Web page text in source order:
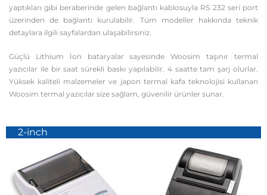
yaptıkları gibi beraberinde gelen bağlantı kablosuyla RS 232 seri port
üzerinden de bağlantı kurulabilir. Tüm modeller hakkında teknik
detaylara ilgili sayfalardan ulaşabilirsiniz.
Güçlü Lithium İon bataryalar sayesinde Woosim taşınır termal
yazıcılar ile bir saat sürekli baskı yapılabilir. 4 saatte tam şarj olurlar.
Yüksek kaliteli malzemeler ve japon termal kafa teknolojisi kullanan
Woosim termal yazıcılar size sağlam, güvenilir ürünler sunar.
2-inch